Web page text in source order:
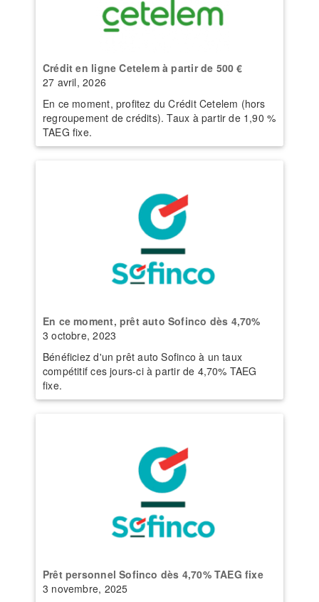
Crédit en ligne Cetelem à partir de 500 €
27 avril, 2026
En ce moment, profitez du Crédit Cetelem (hors
regroupement de crédits). Taux à partir de 1,90 %
TAEG fixe.
En ce moment, prêt auto Sofinco dès 4,70%
3 octobre, 2023
Bénéficiez d'un prêt auto Sofinco à un taux
compétitif ces jours-ci à partir de 4,70% TAEG
fixe.
Prêt personnel Sofinco dès 4,70% TAEG fixe
3 novembre, 2025